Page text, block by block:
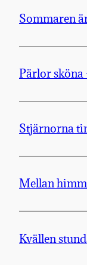
Sommaren
Pärlor sköna
Stjärnorna
Mellan
Kvällen